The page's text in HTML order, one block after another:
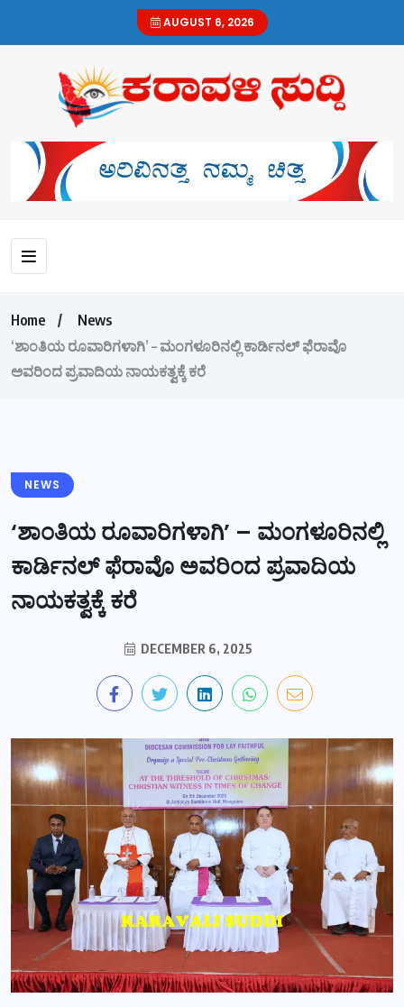
AUGUST 6, 2026
Home
News
‘ಶಾಂತಿಯ ರೂವಾರಿಗಳಾಗಿ’ – ಮಂಗಳೂರಿನಲ್ಲಿ ಕಾರ್ಡಿನಲ್ ಫೆರಾವೊ
ಅವರಿಂದ ಪ್ರವಾದಿಯ ನಾಯಕತ್ವಕ್ಕೆ ಕರೆ
NEWS
‘ಶಾಂತಿಯ ರೂವಾರಿಗಳಾಗಿ’ – ಮಂಗಳೂರಿನಲ್ಲಿ
ಕಾರ್ಡಿನಲ್ ಫೆರಾವೊ ಅವರಿಂದ ಪ್ರವಾದಿಯ
ನಾಯಕತ್ವಕ್ಕೆ ಕರೆ
DECEMBER 6, 2025